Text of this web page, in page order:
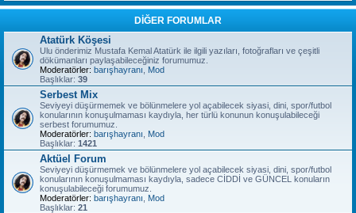
DİĞER FORUMLAR
Atatürk Köşesi
Ulu önderimiz Mustafa Kemal Atatürk ile ilgili yazıları, fotoğrafları ve çeşitli
dökümanları paylaşabileceğiniz forumumuz.
Moderatörler: barışhayranı
Mod
Başlıklar: 39
Serbest Mix
Seviyeyi düşürmemek ve bölünmelere yol açabilecek siyasi, dini, spor/futbol
konularının konuşulmaması kaydıyla, her türlü konunun konuşulabileceği
serbest forumumuz.
Moderatörler: barışhayranı
Mod
Başlıklar: 1421
Aktüel Forum
Seviyeyi düşürmemek ve bölünmelere yol açabilecek siyasi, dini, spor/futbol
konularının konuşulmaması kaydıyla, sadece CİDDİ ve GÜNCEL konuların
konuşulabileceği forumumuz.
Moderatörler: barışhayranı
Mod
Başlıklar: 21